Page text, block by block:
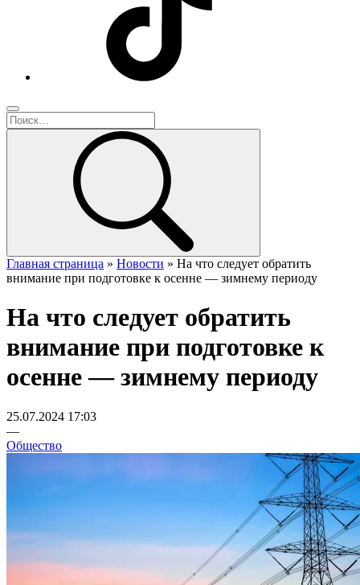
Главная страница » Новости » На что следует обратить
внимание при подготовке к осенне — зимнему периоду
На что следует обратить
внимание при подготовке к
осенне — зимнему периоду
25.07.2024 17:03
—
Общество